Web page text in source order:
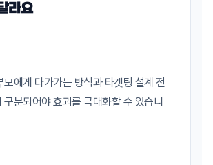
라요
모에게 다가가는 방식과 타겟팅 설계 전
구분되어야 효과를 극대화할 수 있습니